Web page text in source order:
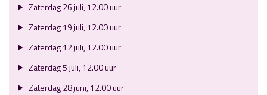
Zaterdag 26 juli, 12.00 uur
Zaterdag 19 juli, 12.00 uur
Zaterdag 12 juli, 12.00 uur
Zaterdag 5 juli, 12.00 uur
Zaterdag 28 juni, 12.00 uur